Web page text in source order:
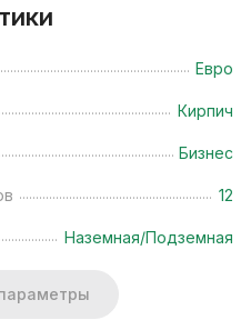
Евро
Кирпич
Бизнес
12
Наземная/Подземная